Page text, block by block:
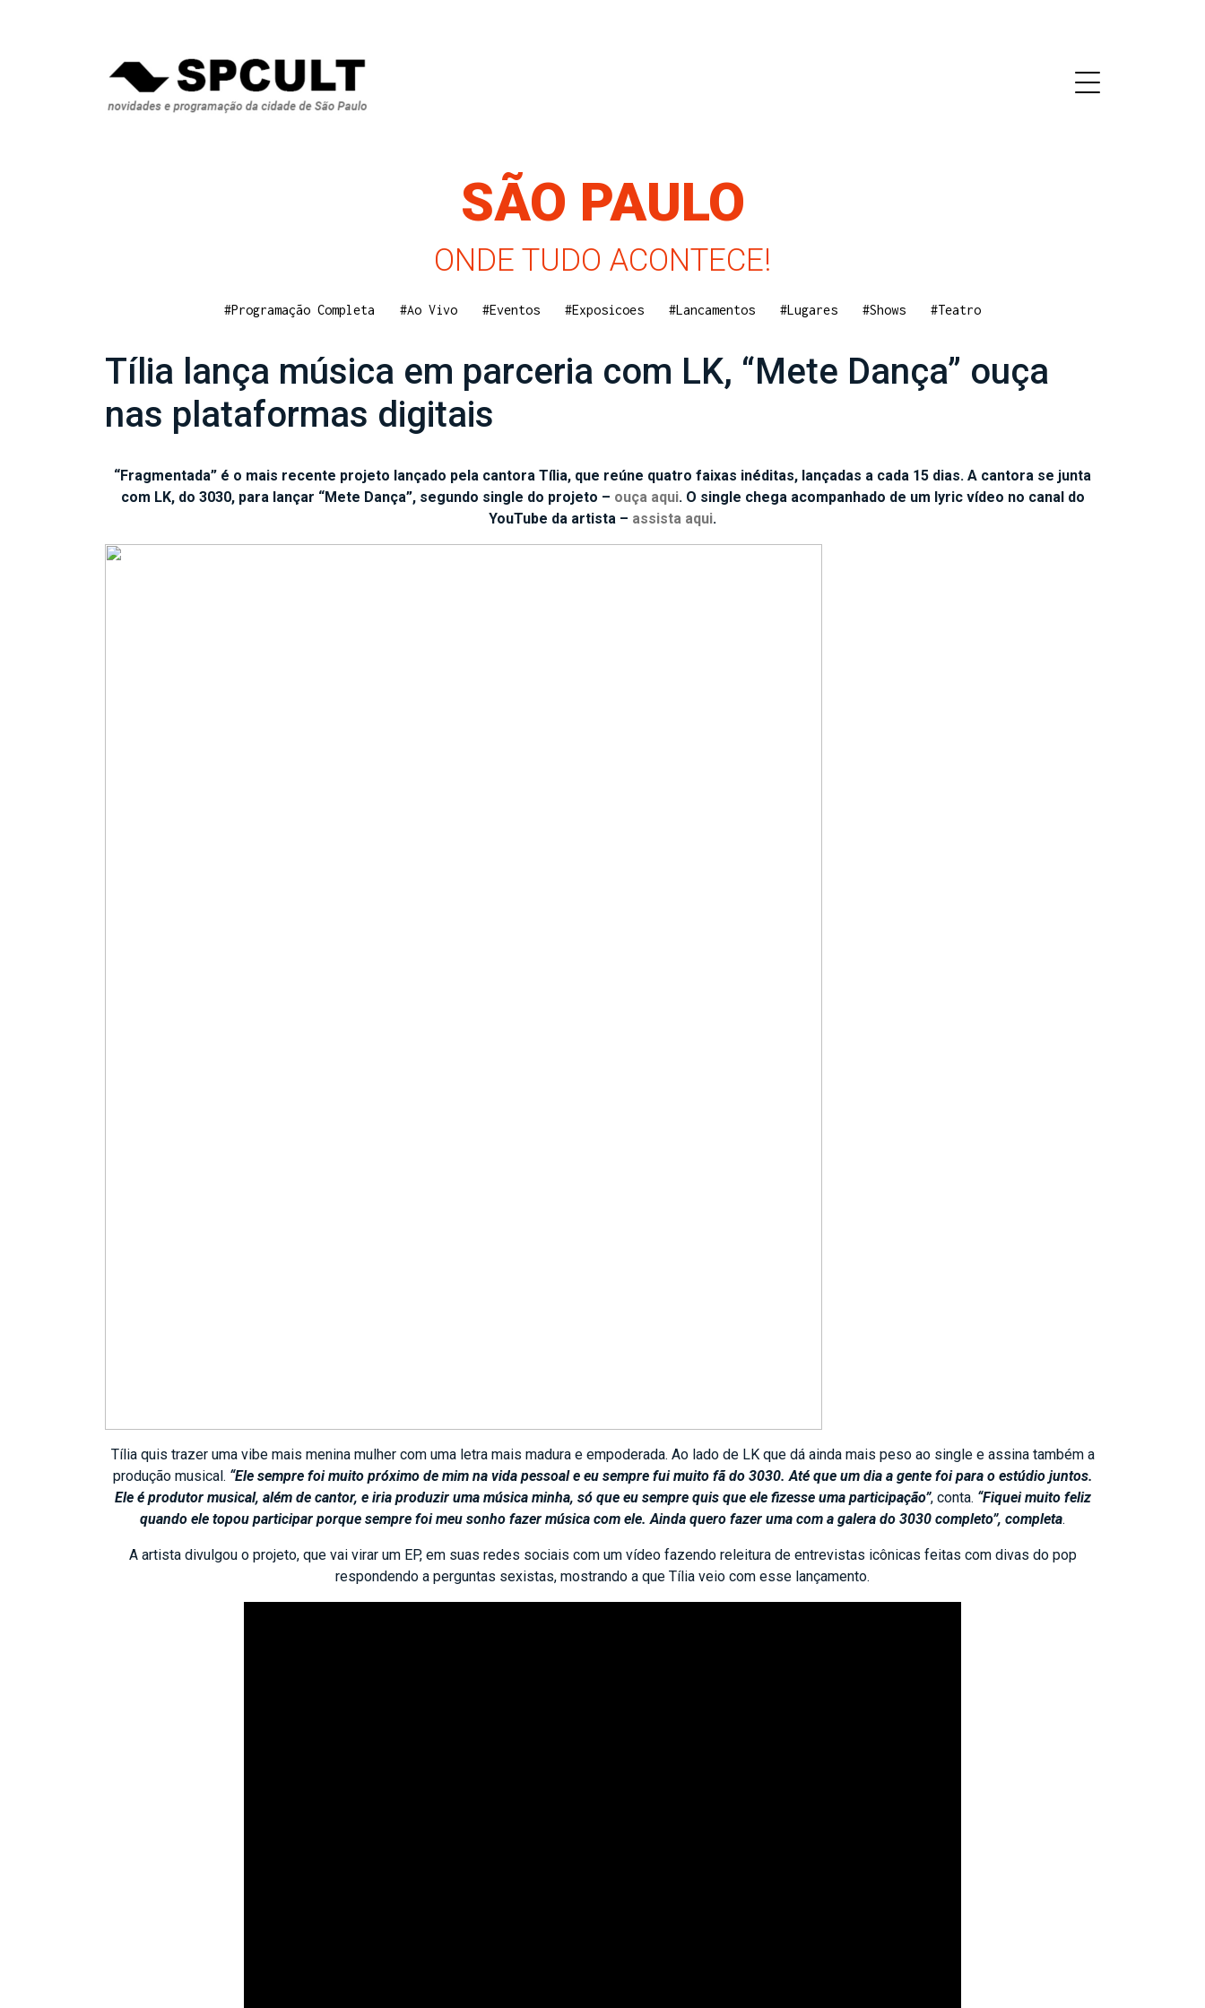
SÃO PAULO
ONDE TUDO ACONTECE!
#Programação Completa #Ao Vivo #Eventos #Exposicoes #Lancamentos #Lugares #Shows #Teatro
Tília lança música em parceria com LK, “Mete Dança” ouça
nas plataformas digitais
“Fragmentada” é o mais recente projeto lançado pela cantora Tília, que reúne quatro faixas inéditas, lançadas a cada 15 dias. A cantora se junta
com LK, do 3030, para lançar “Mete Dança”, segundo single do projeto – ouça aqui. O single chega acompanhado de um lyric vídeo no canal do
YouTube da artista – assista aqui.
Tília quis trazer uma vibe mais menina mulher com uma letra mais madura e empoderada. Ao lado de LK que dá ainda mais peso ao single e assina também a
produção musical. “Ele sempre foi muito próximo de mim na vida pessoal e eu sempre fui muito fã do 3030. Até que um dia a gente foi para o estúdio juntos.
Ele é produtor musical, além de cantor, e iria produzir uma música minha, só que eu sempre quis que ele fizesse uma participação”, conta. “Fiquei muito feliz
quando ele topou participar porque sempre foi meu sonho fazer música com ele. Ainda quero fazer uma com a galera do 3030 completo”, completa.
A artista divulgou o projeto, que vai virar um EP, em suas redes sociais com um vídeo fazendo releitura de entrevistas icônicas feitas com divas do pop
respondendo a perguntas sexistas, mostrando a que Tília veio com esse lançamento.